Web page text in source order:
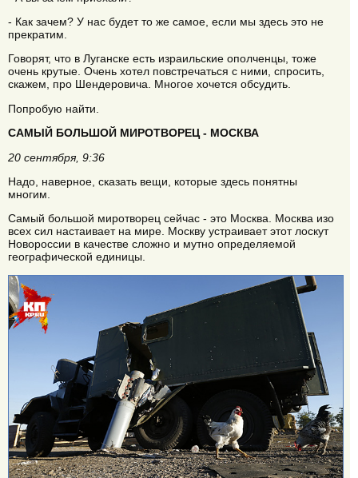
- Как зачем? У нас будет то же самое, если мы здесь это не
прекратим.
Говорят, что в Луганске есть израильские ополченцы, тоже
очень крутые. Очень хотел повстречаться с ними, спросить,
скажем, про Шендеровича. Многое хочется обсудить.
Попробую найти.
САМЫЙ БОЛЬШОЙ МИРОТВОРЕЦ - МОСКВА
20 сентября, 9:36
Надо, наверное, сказать вещи, которые здесь понятны
многим.
Самый большой миротворец сейчас - это Москва. Москва изо
всех сил настаивает на мире. Москву устраивает этот лоскут
Новороссии в качестве сложно и мутно определяемой
географической единицы.